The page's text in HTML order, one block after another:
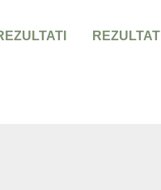
REZULTATI